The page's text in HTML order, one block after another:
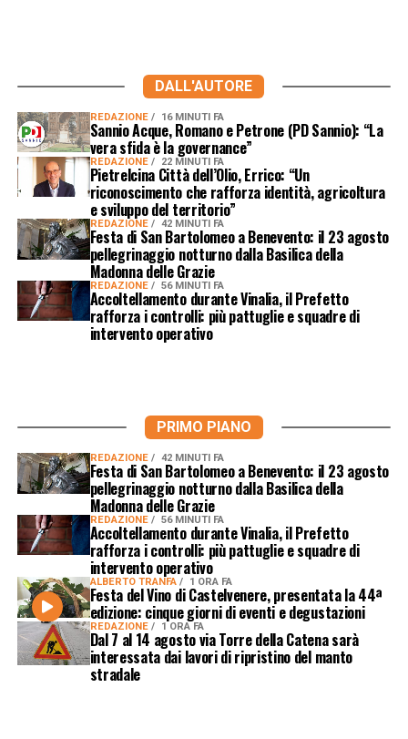
DALL'AUTORE
REDAZIONE 16 MINUTI FA
Sannio Acque, Romano e Petrone (PD Sannio): “La
vera sfida è la governance”
REDAZIONE 22 MINUTI FA
Pietrelcina Città dell’Olio, Errico: “Un
riconoscimento che rafforza identità, agricoltura
e sviluppo del territorio”
REDAZIONE 42 MINUTI FA
Festa di San Bartolomeo a Benevento: il 23 agosto
pellegrinaggio notturno dalla Basilica della
Madonna delle Grazie
REDAZIONE 56 MINUTI FA
Accoltellamento durante Vinalia, il Prefetto
rafforza i controlli: più pattuglie e squadre di
intervento operativo
PRIMO PIANO
REDAZIONE 42 MINUTI FA
Festa di San Bartolomeo a Benevento: il 23 agosto
pellegrinaggio notturno dalla Basilica della
Madonna delle Grazie
REDAZIONE 56 MINUTI FA
Accoltellamento durante Vinalia, il Prefetto
rafforza i controlli: più pattuglie e squadre di
intervento operativo
ALBERTO TRANFA 1 ORA FA
Festa del Vino di Castelvenere, presentata la 44ª
edizione: cinque giorni di eventi e degustazioni
REDAZIONE 1 ORA FA
Dal 7 al 14 agosto via Torre della Catena sarà
interessata dai lavori di ripristino del manto
stradale